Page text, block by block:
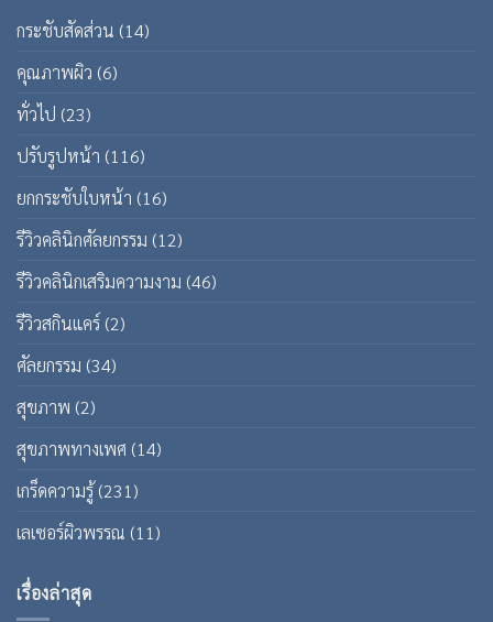
กระชับสัดส่วน (14)
คุณภาพผิว (6)
ทั่วไป (23)
ปรับรูปหน้า (116)
ยกกระชับใบหน้า (16)
รีวิวคลินิกศัลยกรรม (12)
รีวิวคลินิกเสริมความงาม (46)
รีวิวสกินแคร์ (2)
ศัลยกรรม (34)
สุขภาพ (2)
สุขภาพทางเพศ (14)
เกร็ดความรู้(231)
เลเซอร์ผิวพรรณ (11)
เรื่องล่าสุด